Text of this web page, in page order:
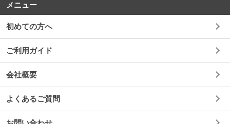
メニュー
初めての方へ
ご利用ガイド
会社概要
よくあるご質問